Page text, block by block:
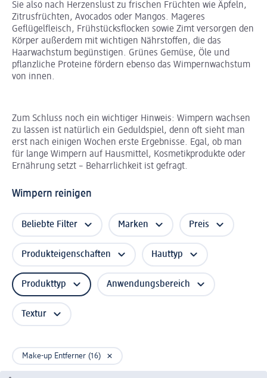
Sie also nach Herzenslust zu frischen Früchten wie Äpfeln,
Zitrusfrüchten, Avocados oder Mangos. Mageres
Geflügelfleisch, Frühstücksflocken sowie Zimt versorgen den
Körper außerdem mit wichtigen Nährstoffen, die das
Haarwachstum begünstigen. Grünes Gemüse, Öle und
pflanzliche Proteine fördern ebenso das Wimpernwachstum
von innen.
Zum Schluss noch ein wichtiger Hinweis: Wimpern wachsen
zu lassen ist natürlich ein Geduldspiel, denn oft sieht man
erst nach einigen Wochen erste Ergebnisse. Egal, ob man
für lange Wimpern auf Hausmittel, Kosmetikprodukte oder
Ernährung setzt – Beharrlichkeit ist gefragt.
Wimpern reinigen
Beliebte Filter Marken Preis
Produkteigenschaften Hauttyp
Produkttyp Anwendungsbereich
Textur
Make-up Entferner (16)